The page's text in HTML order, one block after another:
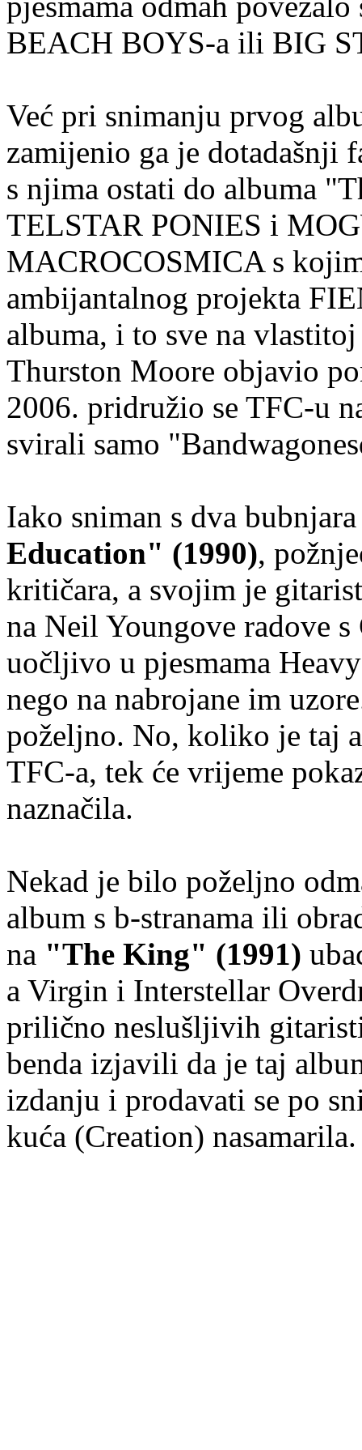
BEACH BOYS-a ili BIG
Već pri snimanju prvog
zamijenio ga je dotadašnji
s njima ostati do albuma
TELSTAR PONIES i
MACROCOSMICA s
ambijantalnog projekta
albuma, i to sve na
Thurston Moore objavio
2006. pridružio se TFC-u
svirali samo
Iako sniman s dva
Education" (1990),
kritičara, a svojim je
na Neil Youngove radove
uočljivo u pjesmama
nego na nabrojane im
poželjno. No, koliko je taj
TFC-a, tek će vrijeme
naznačila.
Nekad je bilo poželjno
album s b-stranama ili
na "The King" (1991)
a Virgin i Interstellar
prilično neslušljivih
benda izjavili da je taj
izdanju i prodavati se po
kuća (Creation) nasamarila.